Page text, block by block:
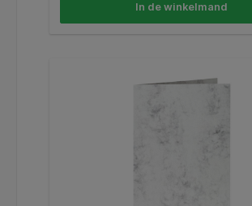
In de winkelmand